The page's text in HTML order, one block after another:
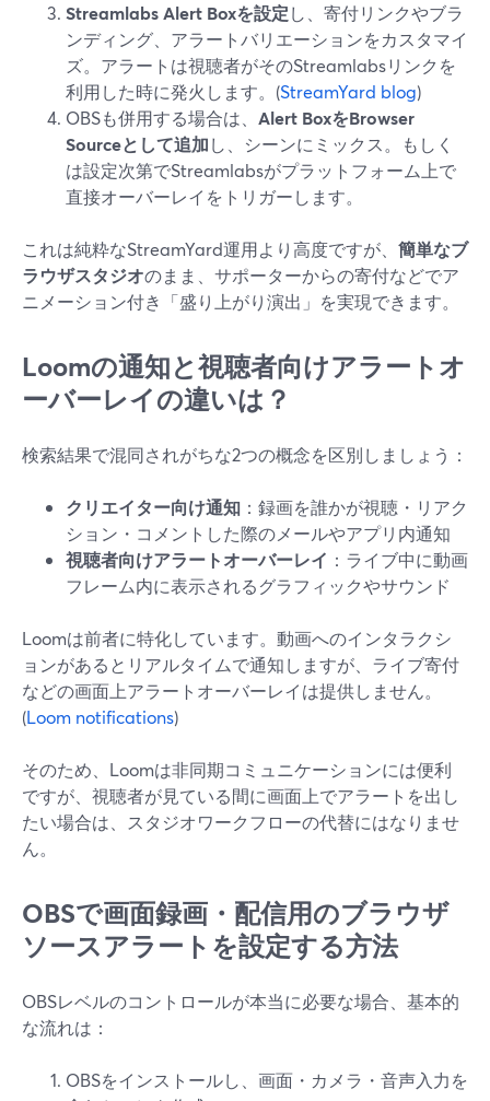
Streamlabs Alert Boxを設定し、寄付リンクやブラ
ンディング、アラートバリエーションをカスタマイ
ズ。アラートは視聴者がそのStreamlabsリンクを
利用した時に発火します。(StreamYard blog)
OBSも併用する場合は、 Alert BoxをBrowser
Sourceとして追加し、シーンにミックス。もしく
は設定次第でStreamlabsがプラットフォーム上で
直接オーバーレイをトリガーします。
これは純粋なStreamYard運用より高度ですが、 簡単なブ
ラウザスタジオのまま、サポーターからの寄付などでア
ニメーション付き「盛り上がり演出」を実現できます。
Loomの通知と視聴者向けアラートオ
ーバーレイの違いは？
検索結果で混同されがちな2つの概念を区別しましょう：
クリエイター向け通知 ：録画を誰かが視聴・リアク
ション・コメントした際のメールやアプリ内通知
視聴者向けアラートオーバーレイ ：ライブ中に動画
フレーム内に表示されるグラフィックやサウンド
Loomは前者に特化しています。動画へのインタラクシ
ョンがあるとリアルタイムで通知しますが、ライブ寄付
などの画面上アラートオーバーレイは提供しません。
(Loom notifications)
そのため、Loomは非同期コミュニケーションには便利
ですが、視聴者が見ている間に画面上でアラートを出し
たい場合は、スタジオワークフローの代替にはなりませ
ん。
OBSで画面録画・配信用のブラウザ
ソースアラートを設定する方法
OBSレベルのコントロールが本当に必要な場合、基本的
な流れは：
OBSをインストールし、画面・カメラ・音声入力を